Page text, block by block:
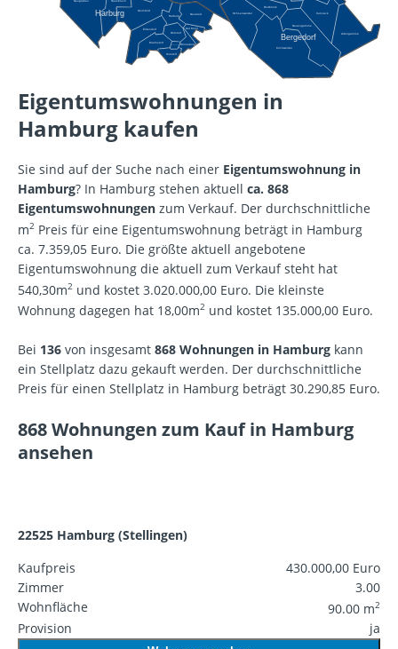
Neugraben
Heimfeld
Eißendorf
Marmstorf
Sinstorf
Harburg Neuland
Wilstorf
Gut Moor
Rönneburg
Ochsenwerder
Reitbrook
Curslack
Altengamme
Neuengamme
Kirchwerder
Harburg
Bergedorf
Eigentumswohnungen in
Hamburg kaufen
Sie sind auf der Suche nach einer Eigentumswohnung in
Hamburg? In Hamburg stehen aktuell ca. 868
Eigentumswohnungen zum Verkauf. Der durchschnittliche
m2 Preis für eine Eigentumswohnung beträgt in Hamburg
ca. 7.359,05 Euro. Die größte aktuell angebotene
Eigentumswohnung die aktuell zum Verkauf steht hat
540,30m2 und kostet 3.020.000,00 Euro. Die kleinste
Wohnung dagegen hat 18,00m2 und kostet 135.000,00 Euro.
Bei 136 von insgesamt 868 Wohnungen in Hamburg kann
ein Stellplatz dazu gekauft werden. Der durchschnittliche
Preis für einen Stellplatz in Hamburg beträgt 30.290,85 Euro.
868 Wohnungen zum Kauf in Hamburg
ansehen
22525 Hamburg (Stellingen)
Kaufpreis
430.000,00 Euro
Zimmer
3.00
Wohnfläche
90.00 m2
Provision ja